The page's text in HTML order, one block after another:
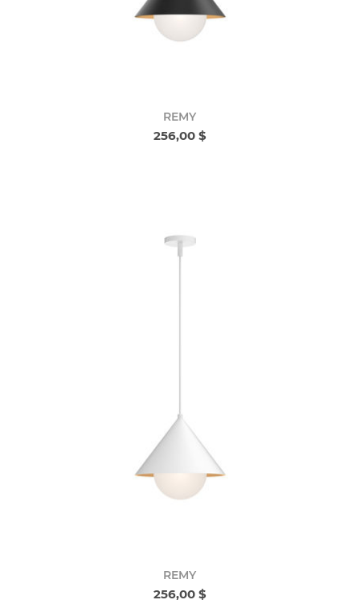
REMY
256,00 $
REMY
256,00 $